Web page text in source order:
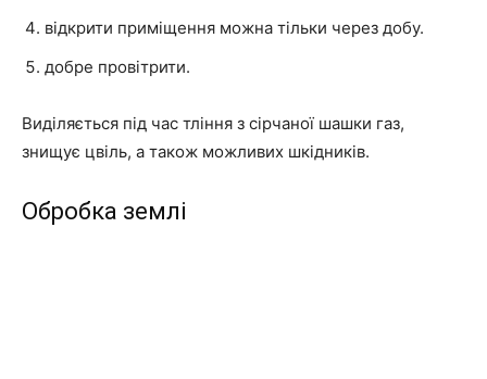
відкрити приміщення можна тільки через добу.
добре провітрити.
Виділяється під час тління з сірчаної шашки газ,
знищує цвіль, а також можливих шкідників.
Обробка землі